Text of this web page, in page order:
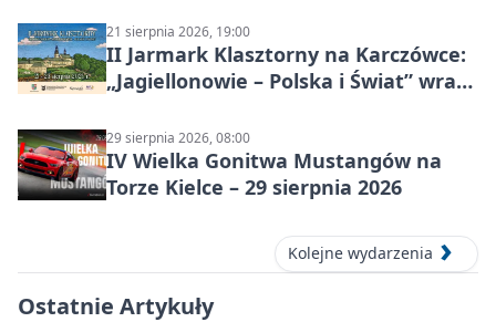
21 sierpnia 2026, 19:00
II Jarmark Klasztorny na Karczówce:
„Jagiellonowie – Polska i Świat” wraca
średniowiecznym klimatem
29 sierpnia 2026, 08:00
IV Wielka Gonitwa Mustangów na
Torze Kielce – 29 sierpnia 2026
Kolejne wydarzenia
Ostatnie Artykuły